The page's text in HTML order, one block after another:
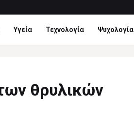
Υγεία Τεχνολογία Ψυχολογία
θρυλικών